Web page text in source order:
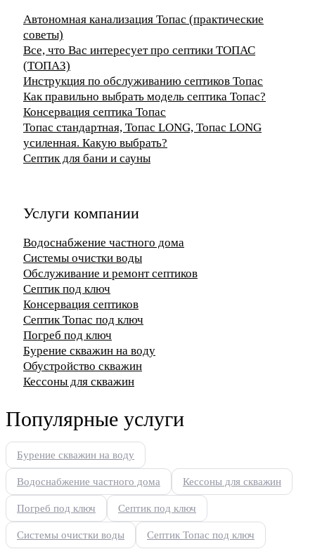
Автономная канализация Топас (практические
советы)
Все, что Вас интересует про септики ТОПАС
(ТОПАЗ)
Инструкция по обслуживанию септиков Топас
Как правильно выбрать модель септика Топас?
Консервация септика Топас
Топас стандартная, Топас LONG, Топас LONG
усиленная. Какую выбрать?
Септик для бани и сауны
Услуги компании
Водоснабжение частного дома
Системы очистки воды
Обслуживание и ремонт септиков
Септик под ключ
Консервация септиков
Септик Топас под ключ
Погреб под ключ
Бурение скважин на воду
Обустройство скважин
Кессоны для скважин
Популярные услуги
Бурение скважин на воду
Водоснабжение частного дома Кессоны для скважин
Погреб под ключ Септик под ключ
Системы очистки воды Септик Топас под ключ